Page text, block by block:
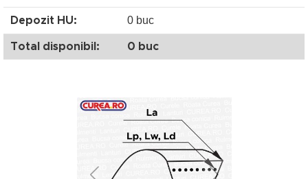
Depozit HU: 0 buc
Total disponibil: 0 buc